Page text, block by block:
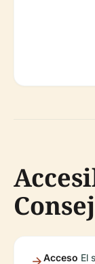
Acceso El